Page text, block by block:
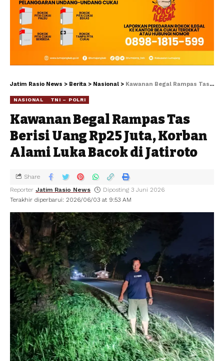
Jatim Rasio News > Berita > Nasional > Kawanan Begal Rampas Tas Berisi Uang Rp25 Juta, Korban Alami Luka Bacok di Jatiroto
NASIONAL TNI – POLRI
Kawanan Begal Rampas Tas
Berisi Uang Rp25 Juta, Korban
Alami Luka Bacok di Jatiroto
Terakhir diperbarui: 2026/06/03 at 9:53 AM
Reporter Jatim Rasio News Diposting 3 Juni 2026
Share